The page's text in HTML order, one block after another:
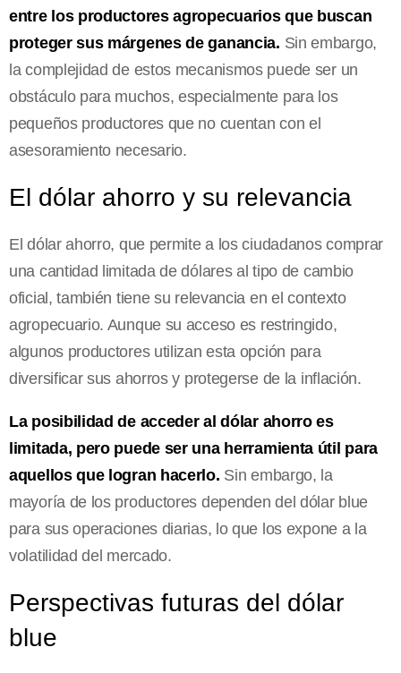
entre los productores agropecuarios que buscan
proteger sus márgenes de ganancia. Sin embargo,
la complejidad de estos mecanismos puede ser un
obstáculo para muchos, especialmente para los
pequeños productores que no cuentan con el
asesoramiento necesario.
El dólar ahorro y su relevancia
El dólar ahorro, que permite a los ciudadanos comprar
una cantidad limitada de dólares al tipo de cambio
oficial, también tiene su relevancia en el contexto
agropecuario. Aunque su acceso es restringido,
algunos productores utilizan esta opción para
diversificar sus ahorros y protegerse de la inflación.
La posibilidad de acceder al dólar ahorro es
limitada, pero puede ser una herramienta útil para
aquellos que logran hacerlo. Sin embargo, la
mayoría de los productores dependen del dólar blue
para sus operaciones diarias, lo que los expone a la
volatilidad del mercado.
Perspectivas futuras del dólar
blue